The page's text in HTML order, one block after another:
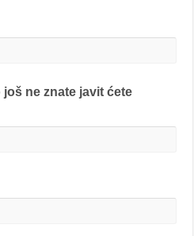
još ne znate javit ćete